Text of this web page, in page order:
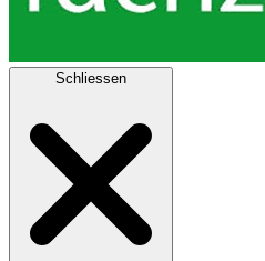
Schliessen